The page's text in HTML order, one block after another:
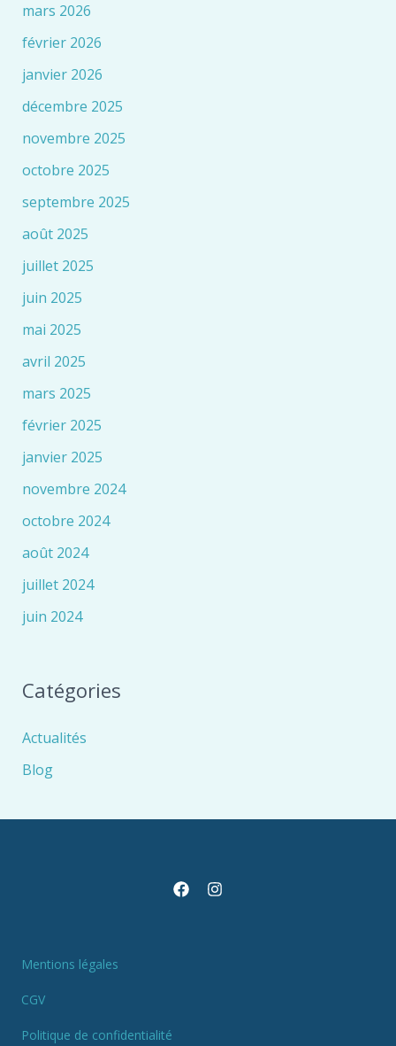
mars 2026
février 2026
janvier 2026
décembre 2025
novembre 2025
octobre 2025
septembre 2025
août 2025
juillet 2025
juin 2025
mai 2025
avril 2025
mars 2025
février 2025
janvier 2025
novembre 2024
octobre 2024
août 2024
juillet 2024
juin 2024
Catégories
Actualités
Blog
Mentions légales
CGV
Politique de confidentialité